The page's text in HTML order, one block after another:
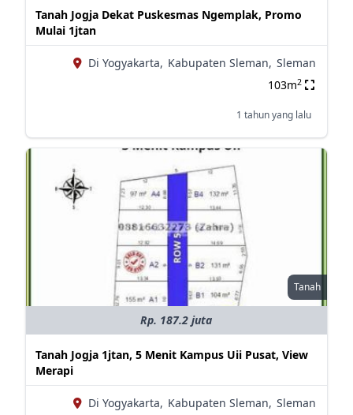
Tanah Jogja Dekat Puskesmas Ngemplak, Promo
Mulai 1jtan
Di Yogyakarta, Kabupaten Sleman, Sleman
103m2
1 tahun yang lalu
Tanah
Rp. 187.2 juta
Tanah Jogja 1jtan, 5 Menit Kampus Uii Pusat, View
Merapi
Di Yogyakarta, Kabupaten Sleman, Sleman